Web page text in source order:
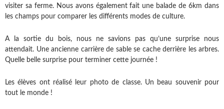
visiter sa ferme. Nous avons également fait une balade de 6km dans
les champs pour comparer les différents modes de culture.
A la sortie du bois, nous ne savions pas qu’une surprise nous
attendait. Une ancienne carrière de sable se cache derrière les arbres.
Quelle belle surprise pour terminer cette journée !
Les élèves ont réalisé leur photo de classe. Un beau souvenir pour
tout le monde !